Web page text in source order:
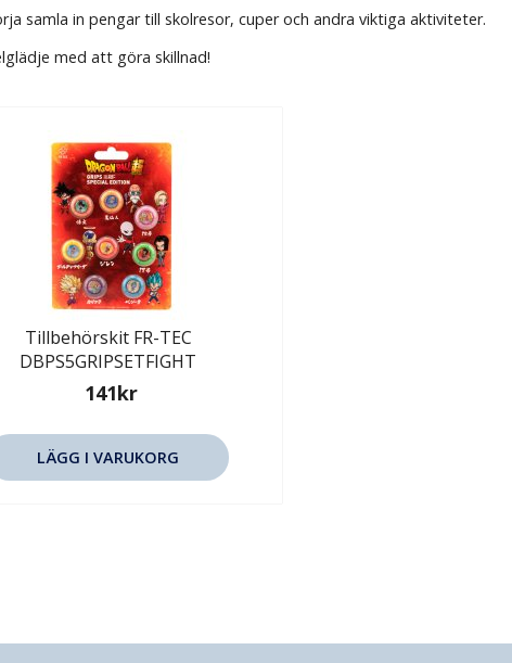
samla in pengar till skolresor, cuper och andra viktiga aktiviteter.
med att göra skillnad!
Tillbehörskit FR-TEC
DBPS5GRIPSETFIGHT
141kr
LÄGG I VARUKORG